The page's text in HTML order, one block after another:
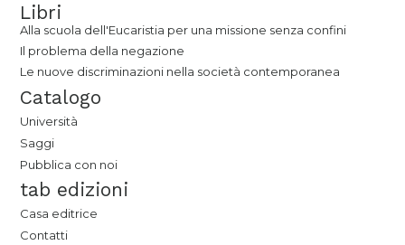
Libri
Alla scuola dell'Eucaristia per una missione senza confini
Il problema della negazione
Le nuove discriminazioni nella società contemporanea
Catalogo
Università
Saggi
Pubblica con noi
tab edizioni
Casa editrice
Contatti